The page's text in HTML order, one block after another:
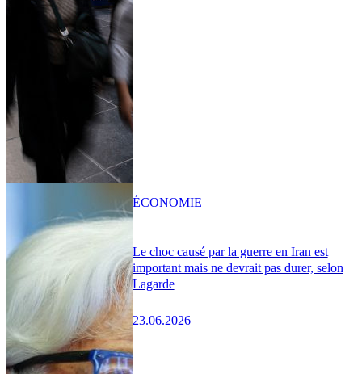
Le choc causé par la guerre en Iran est
important mais ne devrait pas durer, selon
Lagarde
23.06.2026
ÉCONOMIE